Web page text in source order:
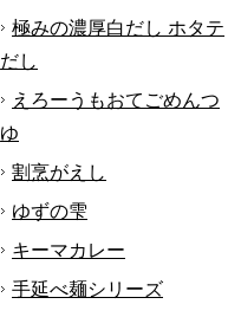
極みの濃厚白だし ホタテ
だし
えろーうもおてごめんつ
ゆ
割烹がえし
ゆずの雫
キーマカレー
手延べ麺シリーズ